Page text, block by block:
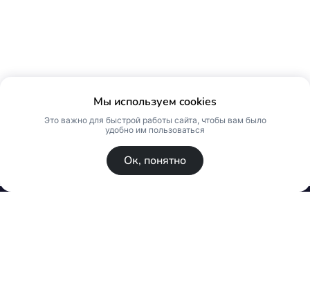
Мы используем cookies
Это важно для быстрой работы сайта, чтобы вам было
удобно им пользоваться
Ок, понятно